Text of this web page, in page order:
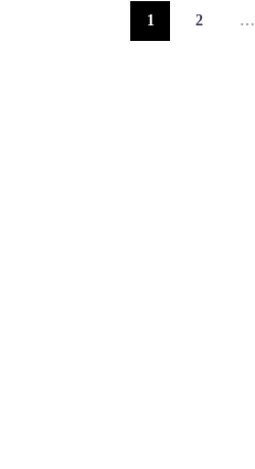
1 2 …